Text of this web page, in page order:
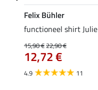
Felix Bühler
functioneel shirt Julie
15,90 €22,90 €
12,72 €
4.9 11